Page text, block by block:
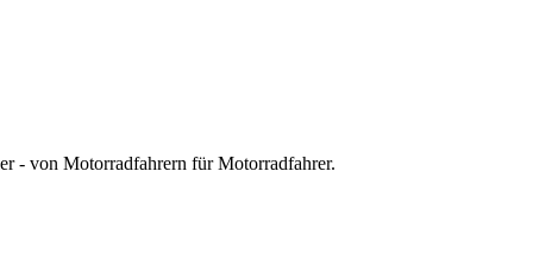
- von Motorradfahrern für Motorradfahrer.